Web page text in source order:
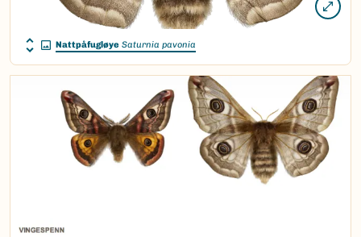
Nattpåfugløye Saturnia pavonia